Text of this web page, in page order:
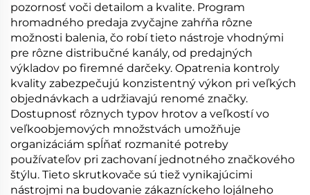
pozornosť voči detailom a kvalite. Program
hromadného predaja zvyčajne zahŕňa rôzne
možnosti balenia, čo robí tieto nástroje vhodnými
pre rôzne distribučné kanály, od predajných
výkladov po firemné darčeky. Opatrenia kontroly
kvality zabezpečujú konzistentný výkon pri veľkých
objednávkach a udržiavajú renomé značky.
Dostupnosť rôznych typov hrotov a veľkostí vo
veľkoobjemových množstvách umožňuje
organizáciám spĺňať rozmanité potreby
používateľov pri zachovaní jednotného značkového
štýlu. Tieto skrutkovače sú tiež vynikajúcimi
nástrojmi na budovanie zákazníckeho lojálneho